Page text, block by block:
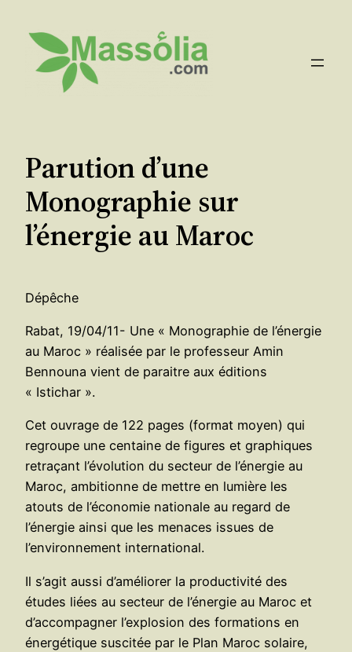
contenu
Parution d’une
Monographie sur
l’énergie au Maroc
Dépêche
Rabat, 19/04/11- Une « Monographie de l’énergie
au Maroc » réalisée par le professeur Amin
Bennouna vient de paraitre aux éditions
« Istichar ».
Cet ouvrage de 122 pages (format moyen) qui
regroupe une centaine de figures et graphiques
retraçant l’évolution du secteur de l’énergie au
Maroc, ambitionne de mettre en lumière les
atouts de l’économie nationale au regard de
l’énergie ainsi que les menaces issues de
l’environnement international.
Il s’agit aussi d’améliorer la productivité des
études liées au secteur de l’énergie au Maroc et
d’accompagner l’explosion des formations en
énergétique suscitée par le Plan Maroc solaire,